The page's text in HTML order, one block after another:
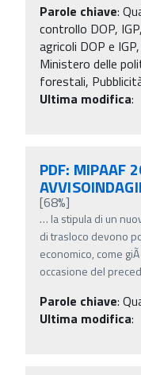
Parole chiave:
controllo DOP,
agricoli DOP e
Ministero delle
forestali,
Ultima modifica:
PDF: MIPAAF
[68%]
… la stipula di un
di trasloco devono
economico, come
occasione del
Parole chiave:
Ultima modifica: